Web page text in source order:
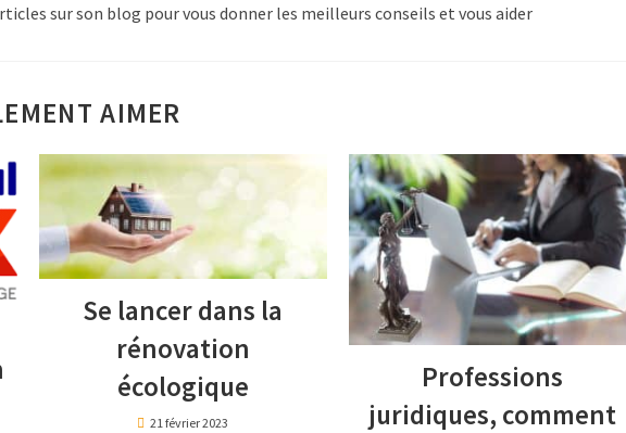
sur son blog pour vous donner les meilleurs conseils et vous aider
AIMER
Se lancer dans la
rénovation
écologique
21 février 2023
Professions
juridiques, comment